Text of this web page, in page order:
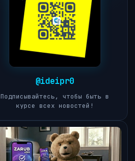
@ideipr0
Подписывайтесь, чтобы быть в
курсе всех новостей!